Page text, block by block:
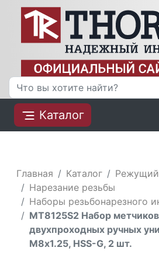
Каталог
Главная Каталог
Режущий
Нарезание резьбы
Наборы резьбонарезного
MT8125S2 Набор
двухпроходных ручных
М8х1.25, HSS-G, 2 шт.